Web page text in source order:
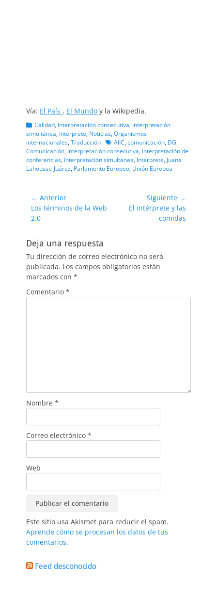
Vía: El País , El Mundo y la Wikipedia.
Categorias
Calidad, Interpretación consecutiva, Interpretación
simultánea, Intérprete, Noticias, Organismos
internacionales, Traducción Etiquetas
AIIC, comunicación, DG
Comunicación, Interpretación consecutiva, interpretación de
conferencias, Interpretación simultánea, Intérprete, Juana
Lahousse-Juárez, Parlamento Europeo, Unión Europea
Navegación
de
entradas
← Anterior
Entrada
anterior:
Los términos de la Web
2.0
Siguiente →
EntradaEl intérprete y las
comidas
Deja una respuesta
Tu dirección de correo electrónico no será
publicada. Los campos obligatorios están
marcados con *
Comentario *
Nombre *
Correo electrónico *
Web
Este sitio usa Akismet para reducir el spam.
Aprende cómo se procesan los datos de tus
comentarios.
Feed desconocido